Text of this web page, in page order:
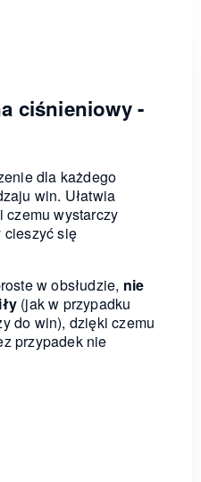
ciśnieniowy -
dla każdego
win. Ułatwia
czemu wystarczy
cieszyć się
w obsłudzie, nie
(jak w przypadku
do win), dzięki czemu
przypadek nie